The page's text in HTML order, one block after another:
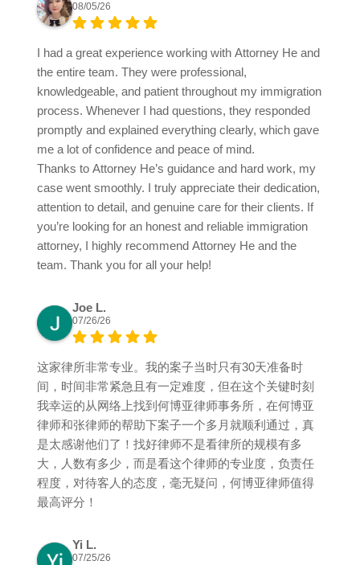
08/05/26
I had a great experience working with Attorney He and
the entire team. They were professional,
knowledgeable, and patient throughout my immigration
process. Whenever I had questions, they responded
promptly and explained everything clearly, which gave
me a lot of confidence and peace of mind.
Thanks to Attorney He’s guidance and hard work, my
case went smoothly. I truly appreciate their dedication,
attention to detail, and genuine care for their clients. If
you’re looking for an honest and reliable immigration
attorney, I highly recommend Attorney He and the
team. Thank you for all your help!
Joe L.
07/26/26
这家律所非常专业。我的案子当时只有30天准备时
间，时间非常紧急且有一定难度，但在这个关键时刻
我幸运的从网络上找到何博亚律师事务所，在何博亚
律师和张律师的帮助下案子一个多月就顺利通过，真
是太感谢他们了！找好律师不是看律所的规模有多
大，人数有多少，而是看这个律师的专业度，负责任
程度，对待客人的态度，毫无疑问，何博亚律师值得
最高评分！
Yi L.
07/25/26